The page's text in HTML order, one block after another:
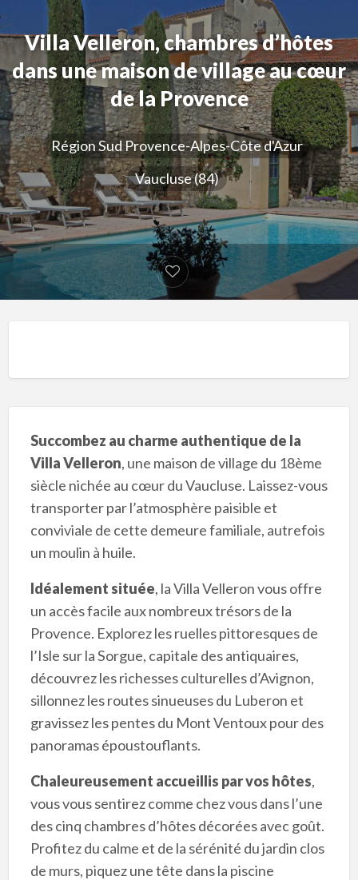
Villa Velleron, chambres d’hôtes
dans une maison de village au cœur
de la Provence
Région Sud Provence-Alpes-Côte d'Azur
Vaucluse (84)
Succombez au charme authentique de la
Villa Velleron, une maison de village du 18ème
siècle nichée au cœur du Vaucluse. Laissez-vous
transporter par l’atmosphère paisible et
conviviale de cette demeure familiale, autrefois
un moulin à huile.
Idéalement située, la Villa Velleron vous offre
un accès facile aux nombreux trésors de la
Provence. Explorez les ruelles pittoresques de
l’Isle sur la Sorgue, capitale des antiquaires,
découvrez les richesses culturelles d’Avignon,
sillonnez les routes sinueuses du Luberon et
gravissez les pentes du Mont Ventoux pour des
panoramas époustouflants.
Chaleureusement accueillis par vos hôtes,
vous vous sentirez comme chez vous dans l’une
des cinq chambres d’hôtes décorées avec goût.
Profitez du calme et de la sérénité du jardin clos
de murs, piquez une tête dans la piscine